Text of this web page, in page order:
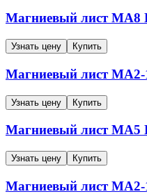
Магниевый листМА8
Узнать цену Купить
Магниевый листМА2-
Узнать цену Купить
Магниевый листМА5
Узнать цену Купить
Магниевый листМА2-